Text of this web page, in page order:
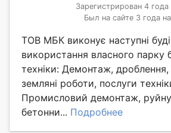
Зарегистрирован 4 года
Был на сайте 3 года
ТОВ МБК виконує наступні
використання власного парку
техніки: Демонтаж, дроблення,
земляні роботи, послуги
Промисловий демонтаж,
бетонни... Подробнее